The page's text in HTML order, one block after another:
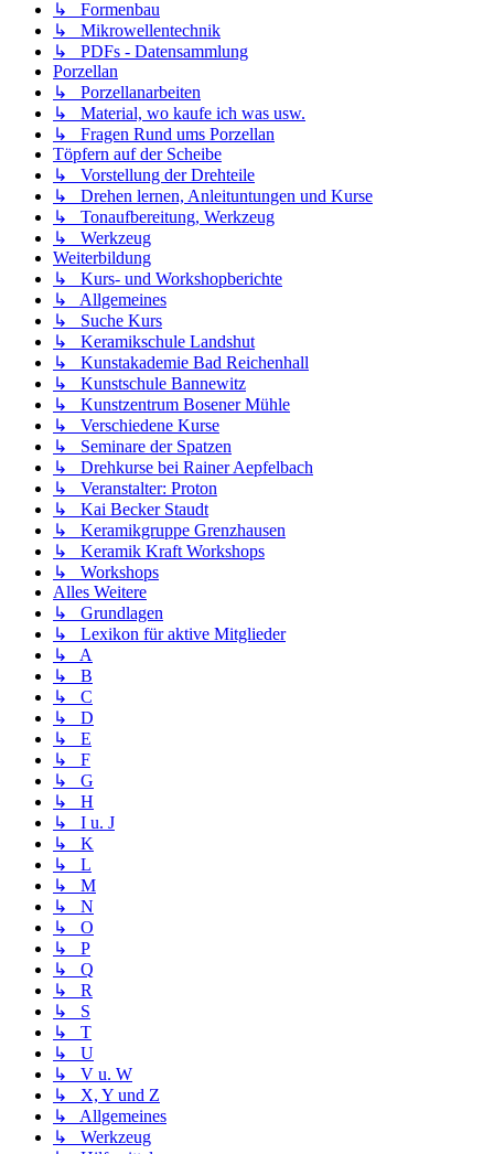
↳ Formenbau
↳ Mikrowellentechnik
↳ PDFs - Datensammlung
Porzellan
↳ Porzellanarbeiten
↳ Material, wo kaufe ich was usw.
↳ Fragen Rund ums Porzellan
Töpfern auf der Scheibe
↳ Vorstellung der Drehteile
↳ Drehen lernen, Anleituntungen und Kurse
↳ Tonaufbereitung, Werkzeug
↳ Werkzeug
Weiterbildung
↳ Kurs- und Workshopberichte
↳ Allgemeines
↳ Suche Kurs
↳ Keramikschule Landshut
↳ Kunstakademie Bad Reichenhall
↳ Kunstschule Bannewitz
↳ Kunstzentrum Bosener Mühle
↳ Verschiedene Kurse
↳ Seminare der Spatzen
↳ Drehkurse bei Rainer Aepfelbach
↳ Veranstalter: Proton
↳ Kai Becker Staudt
↳ Keramikgruppe Grenzhausen
↳ Keramik Kraft Workshops
↳ Workshops
Alles Weitere
↳ Grundlagen
↳ Lexikon für aktive Mitglieder
↳ A
↳ B
↳ C
↳ D
↳ E
↳ F
↳ G
↳ H
↳ I u. J
↳ K
↳ L
↳ M
↳ N
↳ O
↳ P
↳ Q
↳ R
↳ S
↳ T
↳ U
↳ V u. W
↳ X, Y und Z
↳ Allgemeines
↳ Werkzeug